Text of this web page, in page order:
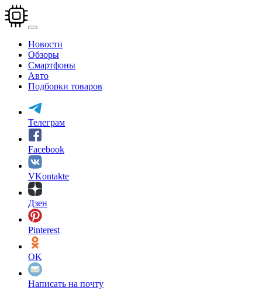
Перейти
к
основному
содержанию
Новости
Обзоры
Смартфоны
Авто
Подборки товаров
Телеграм
Facebook
VKontakte
Дзен
Pinterest
OK
Написать на почту